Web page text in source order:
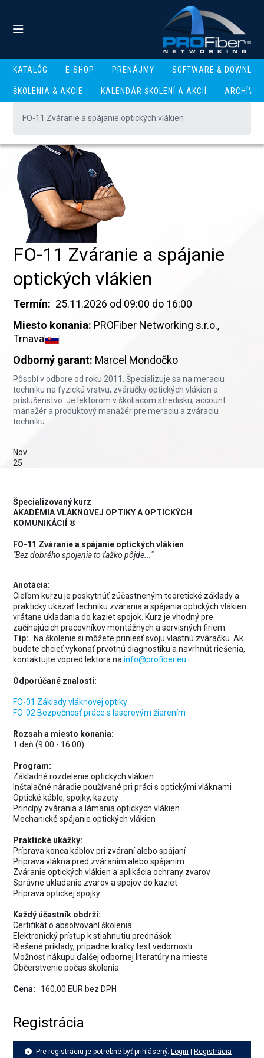
KATALÓG E-SHOP PRENÁJMY SOFTWARE &
ŠKOLENIA & AKCIE KALENDÁR ŠKOLENÍ A AKCIÍ ARCHÍV
FO-11 Zváranie a spájanie optických vlákien
FO-11 Zváranie a spájanie
optických vlákien
Termín: 25.11.2026 od 09:00 do 16:00
Miesto konania: PROFiber Networking s.r.o.,
Trnava
Odborný garant: Marcel Mondočko
Pôsobí v odbore od roku 2011. Špecializuje sa na meraciu
techniku na fyzickú vrstvu, zváračky optických vlákien a
príslušenstvo. Je lektorom v školiacom stredisku, account
manažér a produktový manažér pre meraciu a zváraciu
techniku.
Nov
25
Špecializovaný kurz
AKADÉMIA VLÁKNOVEJ OPTIKY A OPTICKÝCH
KOMUNIKÁCIÍ ®
FO-11 Zváranie a spájanie optických vlákien
"Bez dobrého spojenia to ťažko pôjde..."
Anotácia:
Cieľom kurzu je poskytnúť zúčastneným teoretické základy a
prakticky ukázať techniku zvárania a spájania optických vlákien
vrátane ukladania do kaziet spojok. Kurz je vhodný pre
začínajúcich pracovníkov montážnych a servisných firiem.
Tip: Na školenie si môžete priniesť svoju vlastnú zváračku. Ak
budete chcieť vykonať prvotnú diagnostiku a navrhnúť riešenia,
kontaktujte vopred lektora nainfo@profiber.eu.
Odporúčané znalosti:
FO-01 Základy vláknovej optiky
FO-02 Bezpečnosť práce s laserovým žiarením
Rozsah a miesto konania:
1 deň (9:00 - 16:00)
Program:
Základné rozdelenie optických vlákien
Inštalačné náradie používané pri práci s optickými vláknami
Optické káble, spojky, kazety
Princípy zvárania a lámania optických vlákien
Mechanické spájanie optických vlákien
Praktické ukážky:
Príprava konca káblov pri zváraní alebo spájaní
Príprava vlákna pred zváraním alebo spájaním
Zváranie optických vlákien a aplikácia ochrany zvarov
Správne ukladanie zvarov a spojov do kaziet
Príprava optickej spojky
Každý účastník obdrží:
Certifikát o absolvovaní školenia
Elektronický prístup k stiahnutiu prednášok
Riešené príklady, prípadne krátky test vedomosti
Možnosť nákupu ďalšej odbornej literatúry na mieste
Občerstvenie počas školenia
Cena: 160,00 EUR bez DPH
Registrácia
Pre registráciu je potrebné byť prihlásený. Login Registrácia